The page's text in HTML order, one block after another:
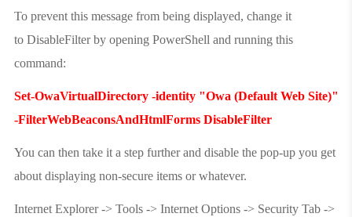
To prevent this message from being displayed, change it
to DisableFilterby opening PowerShell and running this
command:
Set-OwaVirtualDirectory -identity "Owa (Default Web Site)"
-FilterWebBeaconsAndHtmlForms DisableFilter
You can then take it a step further and disable the pop-up you get
about displaying non-secure items or whatever.
Internet Explorer -> Tools -> Internet Options -> Security Tab ->